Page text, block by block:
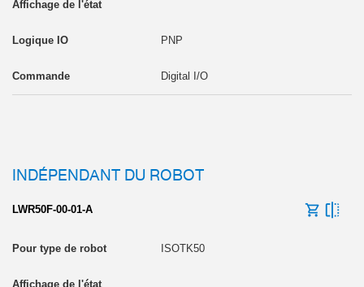
PNP
Digital I/O
INDÉPENDANT DU ROBOT
LWR50F-00-01-A
ISOTK50